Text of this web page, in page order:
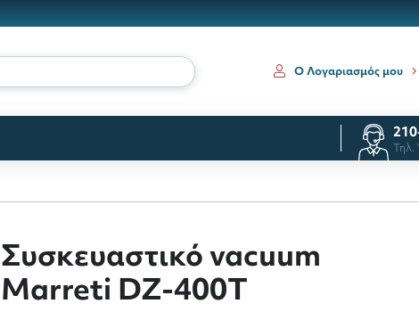
Ο Λογαριασμός μου
Τηλ.
Συσκευαστικό vacuum
Marreti DZ-400T